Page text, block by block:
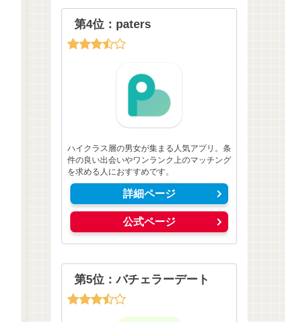
第4位：paters
ハイクラス層の男女が集まる人気アプリ。条
件の良い出会いやワンランク上のマッチング
を求める人におすすめです。
詳細ページ
公式ページ
第5位：バチェラーデート